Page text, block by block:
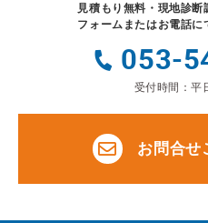
見積もり無料・現地診断
フォームまたはお電話に
053-
受付時間：
お問合せ